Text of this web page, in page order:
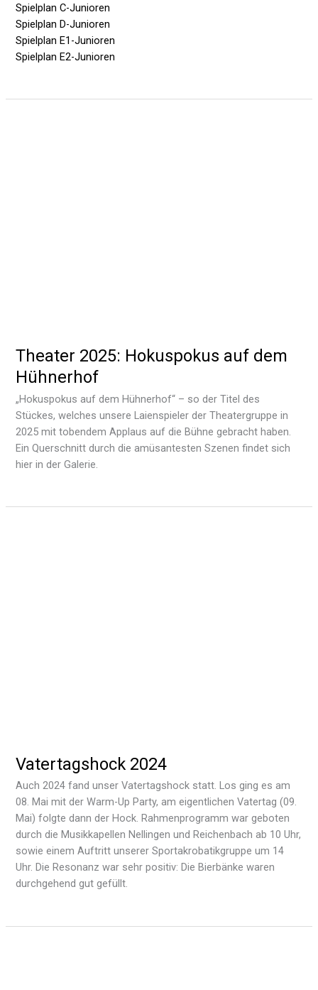
Spielplan C-Junioren
Spielplan D-Junioren
Spielplan E1-Junioren
Spielplan E2-Junioren
Theater 2025: Hokuspokus auf dem
Hühnerhof
„Hokuspokus auf dem Hühnerhof“ – so der Titel des
Stückes, welches unsere Laienspieler der Theatergruppe in
2025 mit tobendem Applaus auf die Bühne gebracht haben.
Ein Querschnitt durch die amüsantesten Szenen findet sich
hier in der Galerie.
Vatertagshock 2024
Auch 2024 fand unser Vatertagshock statt. Los ging es am
08. Mai mit der Warm-Up Party, am eigentlichen Vatertag (09.
Mai) folgte dann der Hock. Rahmenprogramm war geboten
durch die Musikkapellen Nellingen und Reichenbach ab 10 Uhr,
sowie einem Auftritt unserer Sportakrobatikgruppe um 14
Uhr. Die Resonanz war sehr positiv: Die Bierbänke waren
durchgehend gut gefüllt.